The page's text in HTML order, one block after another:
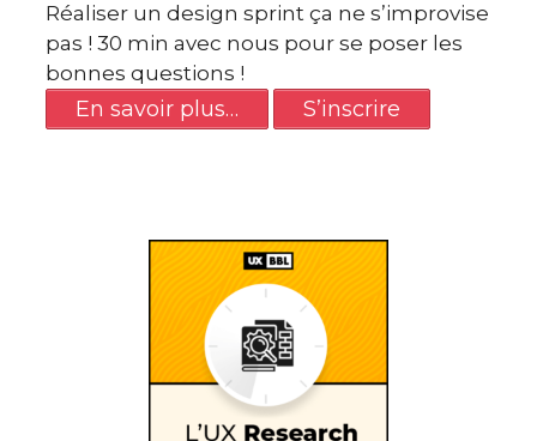
Réaliser un design sprint ça ne s’improvise
pas ! 30 min avec nous pour se poser les
bonnes questions !
En savoir plus… S’inscrire